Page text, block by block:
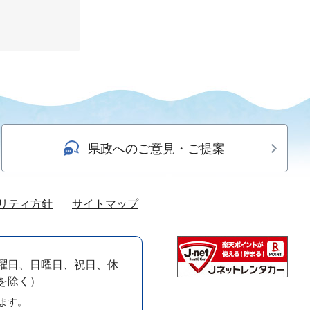
県政へのご意見・ご提案
ティ方針 サイトマップ
日、日曜日、祝日、休
除く）
す。